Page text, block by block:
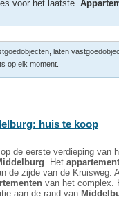
voor het laatste
laten
op elk moment.
: huis te koop
op de eerste verdieping van
. Hetappartement
de zijde van de Kruisweg.
van het complex.
aan de rand van